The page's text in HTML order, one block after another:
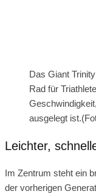
Das Giant
Rad für
ausgelegt
Leichter,
Im Zentrum steht ein
der vorherigen